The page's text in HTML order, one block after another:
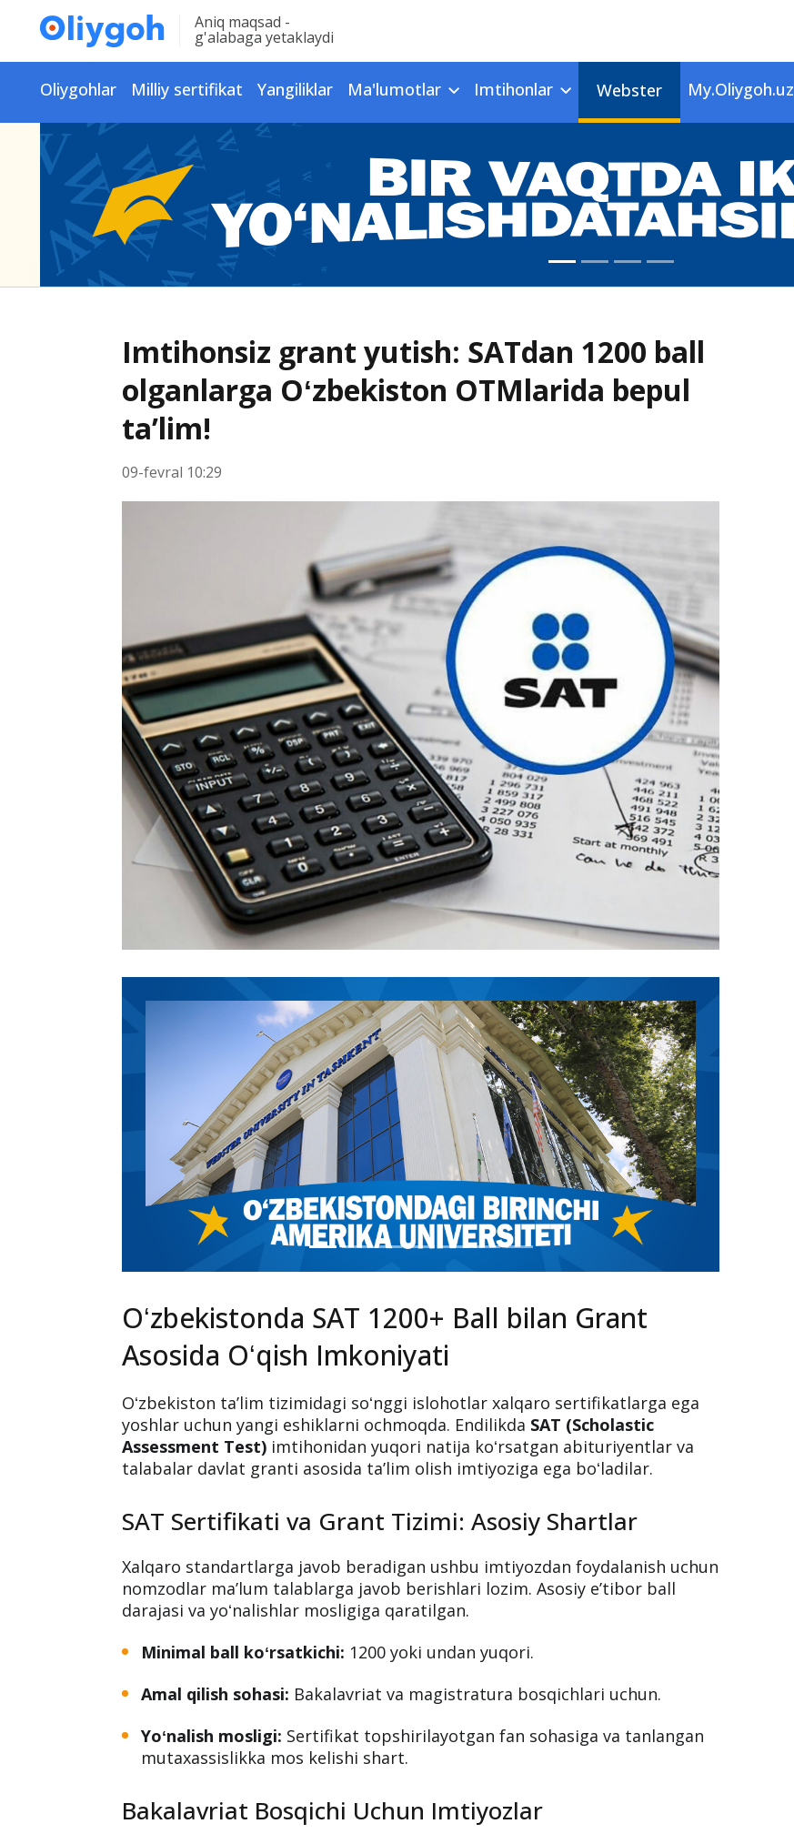
Aniq maqsad -
g'alabaga yetaklaydi
Oliygohlar Milliy sertifikat Yangiliklar Ma'lumotlar Imtihonlar Webster My.Oliygoh.uz
Imtihonsiz grant yutish: SATdan 1200 ball
olganlarga Oʻzbekiston OTMlarida bepul
ta’lim!
09-fevral 10:29
Oʻzbekistonda SAT 1200+ Ball bilan Grant
Asosida Oʻqish Imkoniyati
Oʻzbekiston taʼlim tizimidagi soʻnggi islohotlar xalqaro sertifikatlarga ega
yoshlar uchun yangi eshiklarni ochmoqda. Endilikda SAT (Scholastic
Assessment Test) imtihonidan yuqori natija koʻrsatgan abituriyentlar va
talabalar davlat granti asosida taʼlim olish imtiyoziga ega boʻladilar.
SAT Sertifikati va Grant Tizimi: Asosiy Shartlar
Xalqaro standartlarga javob beradigan ushbu imtiyozdan foydalanish uchun
nomzodlar maʼlum talablarga javob berishlari lozim. Asosiy eʼtibor ball
darajasi va yoʻnalishlar mosligiga qaratilgan.
Minimal ball koʻrsatkichi: 1200 yoki undan yuqori.
Amal qilish sohasi: Bakalavriat va magistratura bosqichlari uchun.
Yoʻnalish mosligi: Sertifikat topshirilayotgan fan sohasiga va tanlangan
mutaxassislikka mos kelishi shart.
Bakalavriat Bosqichi Uchun Imtiyozlar